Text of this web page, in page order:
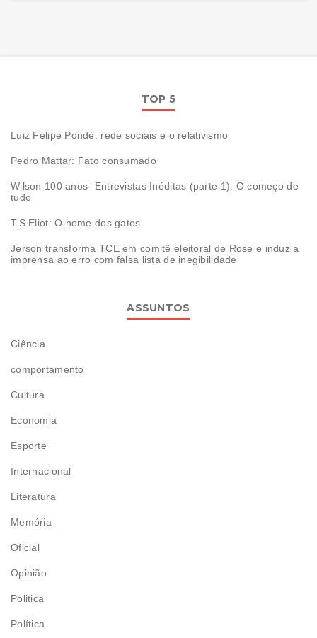
TOP 5
Luiz Felipe Pondé: rede sociais e o relativismo
Pedro Mattar: Fato consumado
Wilson 100 anos- Entrevistas Inéditas (parte 1): O começo de
tudo
T.S Eliot: O nome dos gatos
Jerson transforma TCE em comitê eleitoral de Rose e induz a
imprensa ao erro com falsa lista de inegibilidade
ASSUNTOS
Ciência
comportamento
Cultura
Economia
Esporte
Internacional
Literatura
Memória
Oficial
Opinião
Politica
Política